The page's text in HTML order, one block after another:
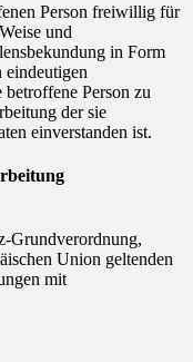
Person freiwillig für
und
in Form
eindeutigen
Person zu
der sie
einverstanden ist.
Grundverordnung,
Union geltenden
mit